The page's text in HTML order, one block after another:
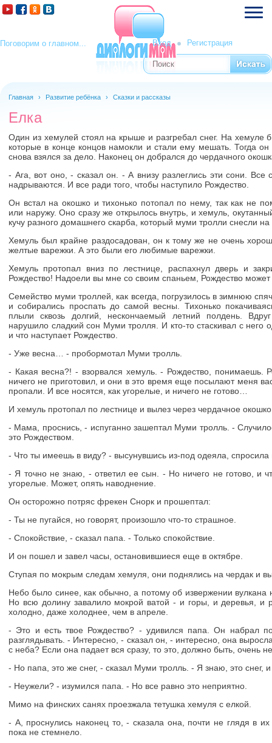
Поговорим о главном... Вход Регистрация
Форма поиска
Поиск
Главная › Развитие ребёнка › Сказки и рассказы
Елка
Один из хемулей стоял на крыше и разгребал снег. На хемуле
которые в конце концов намокли и стали ему мешать. Тогда
снова взялся за дело. Наконец он добрался до чердачного
- Ага, вот оно, - сказал он. - А внизу разлеглись эти сони. Все
надрываются. И все ради того, чтобы наступило Рождество.
Он встал на окошко и тихонько потопал по нему, так как не
или наружу. Оно сразу же открылось внутрь, и хемуль,
кучу разного домашнего скарба, который муми тролли снесли
Хемуль был крайне раздосадован, он к тому же не очень
желтые варежки. А это были его любимые варежки.
Хемуль протопал вниз по лестнице, распахнул дверь и
Рождество! Надоели вы мне со своим спаньем, Рождество
Семейство муми троллей, как всегда, погрузилось в зимнюю
и собирались проспать до самой весны. Тихонько
плыли сквозь долгий, нескончаемый летний полдень.
нарушило сладкий сон Муми тролля. И кто-то стаскивал с него
и что наступает Рождество.
- Уже весна… - пробормотал Муми тролль.
- Какая весна?! - взорвался хемуль. - Рождество, понимаешь.
ничего не приготовил, и они в это время еще посылают меня
пропали. И все носятся, как угорелые, и ничего не готово…
И хемуль протопал по лестнице и вылез через чердачное
- Мама, проснись, - испуганно зашептал Муми тролль. -
это Рождеством.
- Что ты имеешь в виду? - высунувшись из-под одеяла,
- Я точно не знаю, - ответил ее сын. - Но ничего не готово, и
угорелые. Может, опять наводнение.
Он осторожно потряс фрекен Снорк и прошептал:
- Ты не пугайся, но говорят, произошло что-то страшное.
- Спокойствие, - сказал папа. - Только спокойствие.
И он пошел и завел часы, остановившиеся еще в октябре.
Ступая по мокрым следам хемуля, они поднялись на чердак и
Небо было синее, как обычно, а потому об извержении вулкана
Но всю долину завалило мокрой ватой - и горы, и деревья,
холодно, даже холоднее, чем в апреле.
- Это и есть твое Рождество? - удивился папа. Он набрал
разглядывать. - Интересно, - сказал он, - интересно, она
с неба? Если она падает вся сразу, то это, должно быть, очень
- Но папа, это же снег, - сказал Муми тролль. - Я знаю, это снег,
- Неужели? - изумился папа. - Но все равно это неприятно.
Мимо на финских санях проезжала тетушка хемуля с елкой.
- А, проснулись наконец то, - сказала она, почти не глядя в
пока не стемнело.